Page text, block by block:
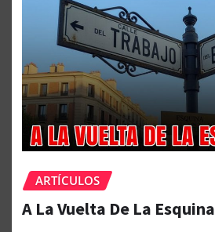
ARTÍCULOS
A La Vuelta De La Esquina